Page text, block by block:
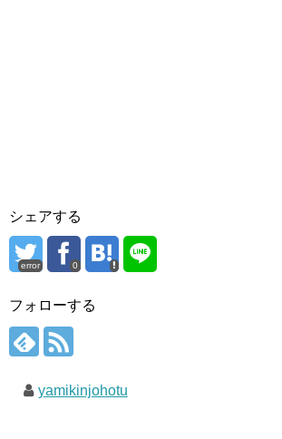
シェアする
error 0
フォローする
yamikinjohotu